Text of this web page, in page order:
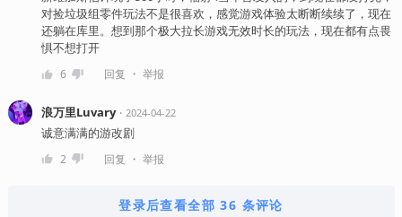
对捡垃圾组零件玩法不是很喜欢，感觉游戏体验太断断续续了，现在
还躺在库里。想到那个极大拉长游戏无效时长的玩法，现在都有点畏
惧不想打开
6 回复 ・ 举报
浪万里Luvary・ 2024-04-22
诚意满满的游改剧
2 回复 ・ 举报
登录后查看全部 36 条评论